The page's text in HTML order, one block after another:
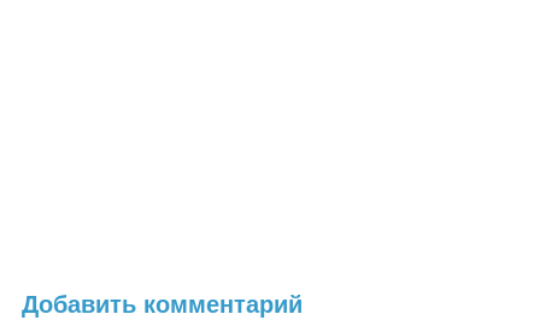
Добавить комментарий